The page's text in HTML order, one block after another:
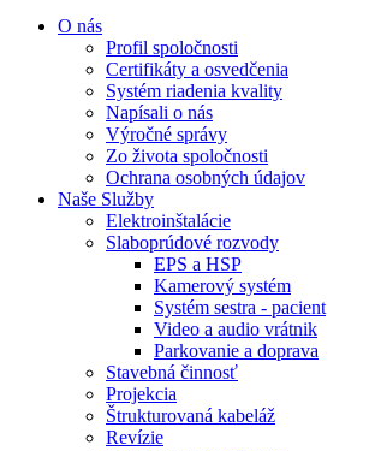
O nás
Profil spoločnosti
Certifikáty a osvedčenia
Systém riadenia kvality
Napísali o nás
Výročné správy
Zo života spoločnosti
Ochrana osobných údajov
Naše Služby
Elektroinštalácie
Slaboprúdové rozvody
EPS a HSP
Kamerový systém
Systém sestra - pacient
Video a audio vrátnik
Parkovanie a doprava
Stavebná činnosť
Projekcia
Štrukturovaná kabeláž
Revízie